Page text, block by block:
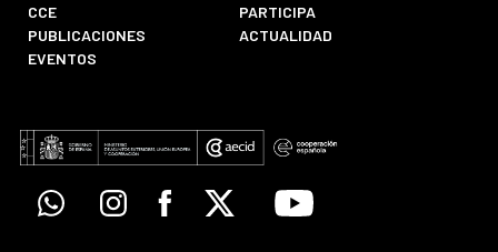
CCE
PARTICIPA
PUBLICACIONES
ACTUALIDAD
EVENTOS
WhatsappInstagramFacebook
X Youtube